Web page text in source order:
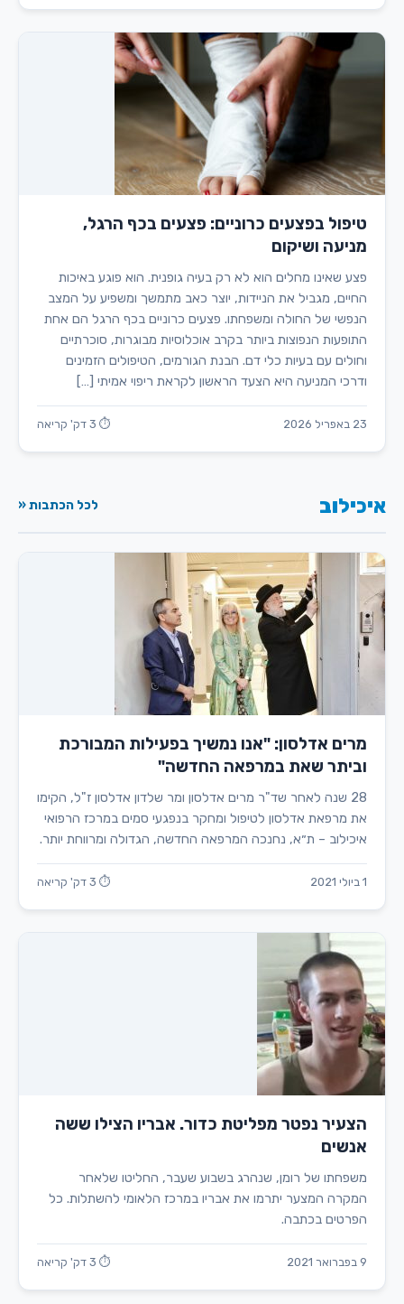
טיפול בפצעים כרוניים: פצעים בכף הרגל,
מניעה ושיקום
פצע שאינו מחלים הוא לא רק בעיה גופנית. הוא פוגע באיכות
החיים, מגביל את הניידות, יוצר כאב מתמשך ומשפיע על המצב
הנפשי של החולה ומשפחתו. פצעים כרוניים בכף הרגל הם אחת
התופעות הנפוצות ביותר בקרב אוכלוסיות מבוגרות, סוכרתיים
וחולים עם בעיות כלי דם. הבנת הגורמים, הטיפולים הזמינים
ודרכי המניעה היא הצעד הראשון לקראת ריפוי אמיתי […]
23 באפריל 2026 ⏱ 3 דק' קריאה
איכילוב לכל הכתבות «
מרים אדלסון: "אנו נמשיך בפעילות המבורכת
וביתר שאת במרפאה החדשה"
28 שנה לאחר שד"ר מרים אדלסון ומר שלדון אדלסון ז"ל, הקימו
את מרפאת אדלסון לטיפול ומחקר בנפגעי סמים במרכז הרפואי
איכילוב – ת״א, נחנכה המרפאה החדשה, הגדולה ומרווחת יותר.
1 ביולי 2021 ⏱ 3 דק' קריאה
הצעיר נפטר מפליטת כדור. אבריו הצילו ששה
אנשים
משפחתו של רומן, שנהרג בשבוע שעבר, החליטו שלאחר
המקרה המצער יתרמו את אבריו במרכז הלאומי להשתלות. כל
הפרטים בכתבה.
9 בפברואר 2021 ⏱ 3 דק' קריאה